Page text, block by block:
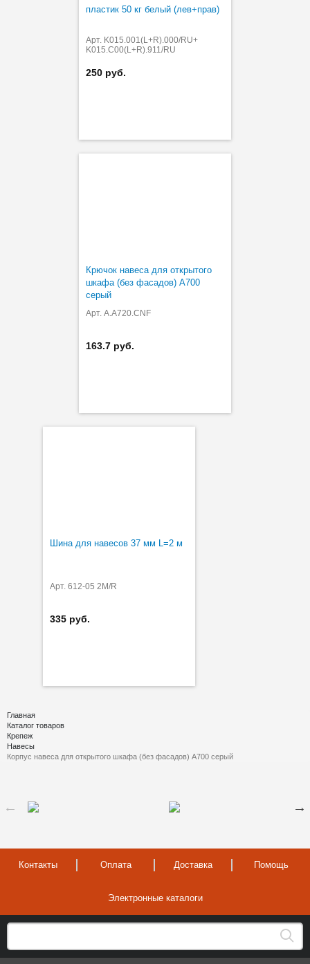
пластик 50 кг белый (лев+прав)
Арт. K015.001(L+R).000/RU+
K015.C00(L+R).911/RU
250 руб.
Крючок навеса для открытого
шкафа (без фасадов) A700
серый
Арт. A.A720.CNF
163.7 руб.
Шина для навесов 37 мм L=2 м
Арт. 612-05 2M/R
335 руб.
Главная
Каталог товаров
Крепеж
Навесы
Корпус навеса для открытого шкафа (без фасадов) A700 серый
Контакты Оплата Доставка Помощь
Электронные каталоги